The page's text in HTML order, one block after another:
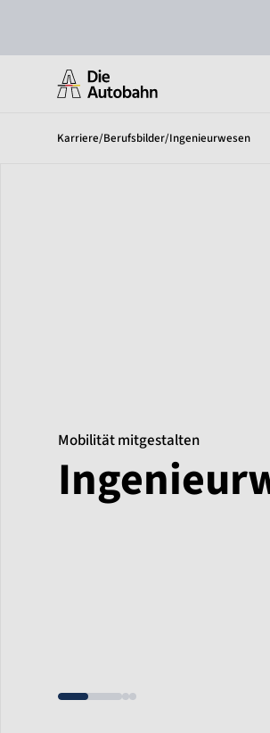
Karriere/Berufsbilder/Ingenieurwesen
Mobilität mitgestalten